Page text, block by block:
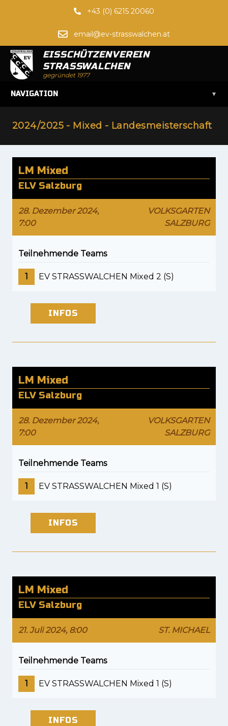
+43 (0) 6215 20060
email@ev-strasswalchen.at
EISSCHÜTZENVEREIN
STRASSWALCHEN
gegründet 1977
NAVIGATION ▾
2024/2025 - Mixed - Landesmeisterschaft
LM Mixed
ELV Salzburg
28. Dezember 2024,
7:00
VOLKSGARTEN
SALZBURG
Teilnehmende Teams
1 EV STRASSWALCHEN Mixed 2 (S)
INFOS
LM Mixed
ELV Salzburg
28. Dezember 2024,
7:00
VOLKSGARTEN
SALZBURG
Teilnehmende Teams
1 EV STRASSWALCHEN Mixed 1 (S)
INFOS
LM Mixed
ELV Salzburg
21. Juli 2024, 8:00 ST. MICHAEL
Teilnehmende Teams
1 EV STRASSWALCHEN Mixed 1 (S)
INFOS